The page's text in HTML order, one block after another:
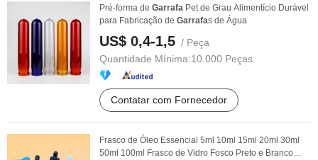
Pré-forma de Garrafa Pet de Grau Alimentício Durável
para Fabricação de Garrafas de Água
US$ 0,4-1,5 / Peça
Quantidade Mínima:10.000 Peças
Contatar com Fornecedor
Frasco de Óleo Essencial 5ml 10ml 15ml 20ml 30ml
50ml 100ml Frasco de Vidro Fosco Preto e Branco